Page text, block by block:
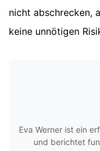
nicht abschrecken,
keine unnötigen
Eva Werner ist ein
und berichtet